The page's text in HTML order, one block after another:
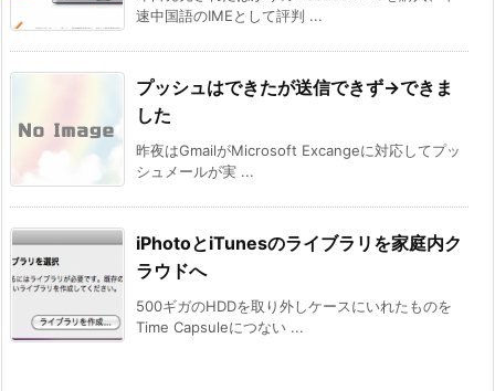
速中国語のIMEとして評判 ...
プッシュはできたが送信できず→できま
した
昨夜はGmailがMicrosoft Excangeに対応してプッ
シュメールが実 ...
iPhotoとiTunesのライブラリを家庭内ク
ラウドへ
500ギガのHDDを取り外しケースにいれたものを
Time Capsuleにつない ...